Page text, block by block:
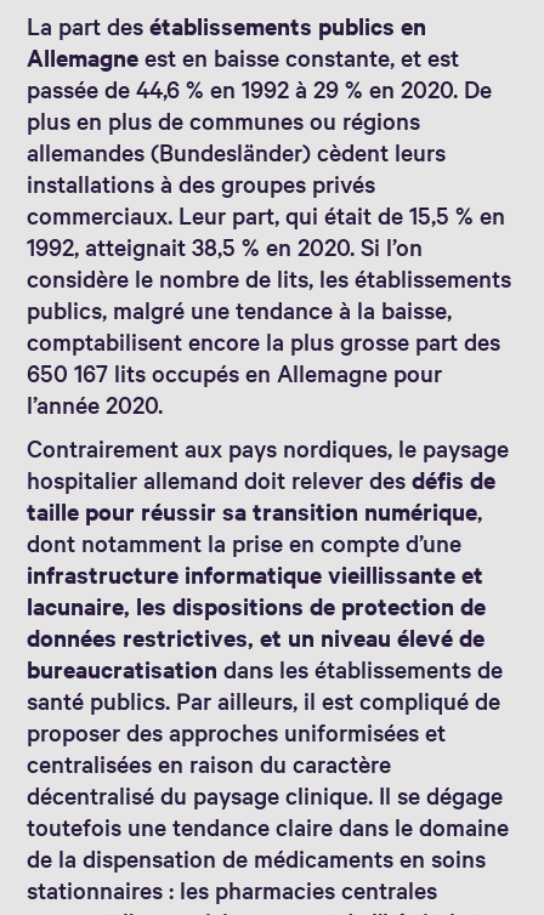
La part desétablissements publics en
Allemagneest en baisse constante, et est
passée de 44,6 % en 1992 à 29 % en 2020. De
plus en plus de communes ou régions
allemandes (Bundesländer) cèdent leurs
installations à des groupes privés
commerciaux. Leur part, qui était de 15,5 % en
1992, atteignait 38,5 % en 2020. Si l’on
considère le nombre de lits, les établissements
publics, malgré une tendance à la baisse,
comptabilisent encore la plus grosse part des
650 167 lits occupés en Allemagne pour
l’année 2020.
Contrairement aux pays nordiques, le paysage
hospitalier allemand doit relever desdéfis de
taille pour réussir sa transition numérique,
dont notamment la prise en compte d’une
infrastructure informatique vieillissante et
lacunaire, les dispositions de protection de
données restrictives, et un niveau élevé de
bureaucratisation dans les établissements de
santé publics. Par ailleurs, il est compliqué de
proposer des approches uniformisées et
centralisées en raison du caractère
décentralisé du paysage clinique. Il se dégage
toutefois une tendance claire dans le domaine
de la dispensation de médicaments en soins
stationnaires : les pharmacies centrales